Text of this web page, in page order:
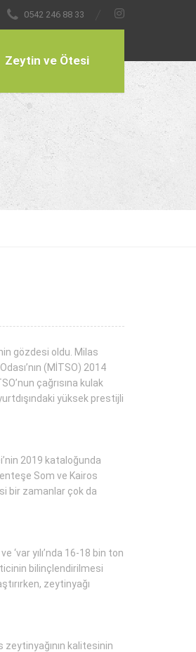
0542 246 88 33
Zeytin ve Ötesi
gözdesi oldu. Milas
(MİTSO) 2014
çağrısına kulak
yüksek prestijli
2019 kataloğunda
Som ve Kairos
bir zamanlar çok da
‘var yılı’nda 16-18 bin ton
bilinçlendirilmesi
zeytinyağı
zeytinyağının kalitesinin